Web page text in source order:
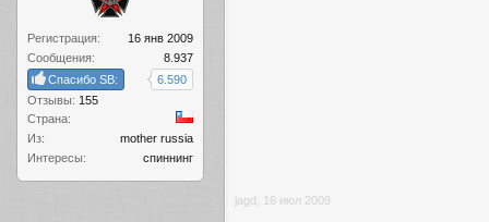
Регистрация:
16 янв 2009
Сообщения:
8.937
Спасибо SB:
6.590
Отзывы: 155
Страна:
Из:
mother russia
Интересы:
спиннинг
jagd 16 июл 2009